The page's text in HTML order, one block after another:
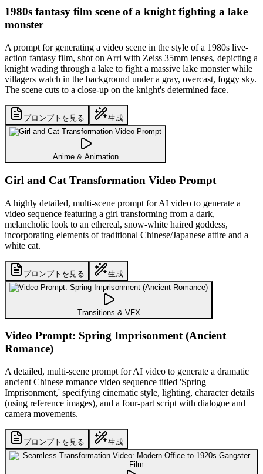
1980s fantasy film scene of a knight fighting a lake
monster
A prompt for generating a video scene in the style of a 1980s live-
action fantasy film, shot on Arri with Zeiss 35mm lenses, depicting a
knight wading through a lake to fight a massive lake monster while
villagers watch in the background under a gray, overcast, foggy sky.
The scene cuts to a close-up on the knight's determined face.
プロンプトを見る 生成
Anime & Animation
Girl and Cat Transformation Video Prompt
A highly detailed, multi-scene prompt for AI video to generate a
video sequence featuring a girl transforming from a dark,
melancholic look to an ethereal, snow-white haired goddess,
incorporating elements of traditional Chinese/Japanese attire and a
white cat.
プロンプトを見る 生成
Transitions & VFX
Video Prompt: Spring Imprisonment (Ancient
Romance)
A detailed, multi-scene prompt for AI video to generate a dramatic
ancient Chinese romance video sequence titled 'Spring
Imprisonment,' specifying cinematic style, lighting, character details
(using reference images), and a four-part script with dialogue and
camera movements.
プロンプトを見る 生成